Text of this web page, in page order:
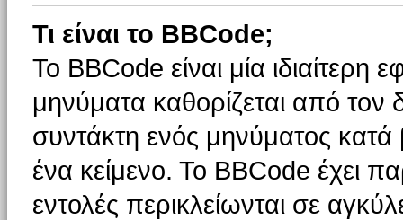
Τι είναι το BBCode;
Το BBCode είναι μία
μηνύματα καθορίζεται από τον
συντάκτη ενός μηνύματος
ένα κείμενο. Το BBCode έχει
εντολές περικλείωνται σε